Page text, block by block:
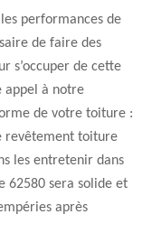
performances de
de faire des
s’occuper de cette
appel à notre
de votre toiture :
revêtement toiture
les entretenir dans
62580 sera solide et
après